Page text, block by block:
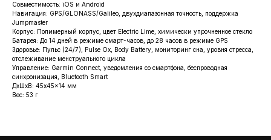
Совместимость: iOS и Android
Навигация: GPS/GLONASS/Galileo, двухдиапазонная точность, поддержка
Jumpmaster
Корпус: Полимерный корпус, цвет Electric Lime, химически упрочненное стекло
Батарея: До 14 дней в режиме смарт-часов, до 28 часов в режиме GPS
Здоровье: Пульс (24/7), Pulse Ox, Body Battery, мониторинг сна, уровня стресса,
отслеживание менструального цикла
Управление: Garmin Connect, уведомления со смартфона, беспроводная
синхронизация, Bluetooth Smart
ДxШxВ: 45x45x14 мм
Вес: 53 г